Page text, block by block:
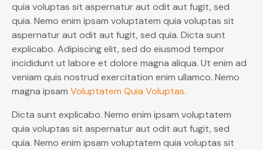
quia voluptas sit aspernatur aut odit aut fugit, sed
quia. Nemo enim ipsam voluptatem quia voluptas sit
aspernatur aut odit aut fugit, sed quia. Dicta sunt
explicabo. Adipiscing elit, sed do eiusmod tempor
incididunt ut labore et dolore magna aliqua. Ut enim ad
veniam quis nostrud exercitation enim ullamco. Nemo
magna ipsam Voluptatem Quia Voluptas.
Dicta sunt explicabo. Nemo enim ipsam voluptatem
quia voluptas sit aspernatur aut odit aut fugit, sed
quia. Nemo enim ipsam voluptatem quia voluptas sit